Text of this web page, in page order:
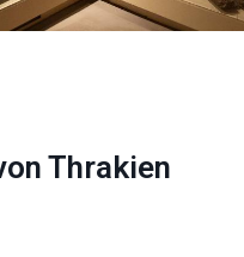
Thrakien